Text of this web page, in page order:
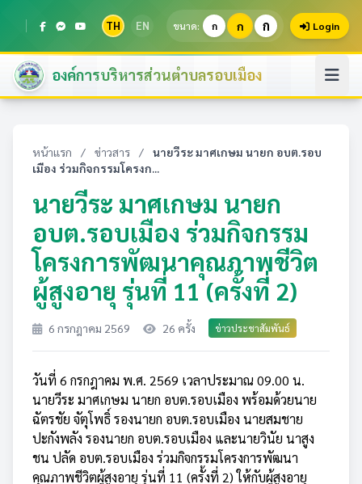
TH EN ขนาด: ก ก ก Login
องค์การบริหารส่วนตำบลรอบเมือง
หน้าแรก / ข่าวสาร /
นายวีระ มาศเกษม นายก อบต.รอบ
เมือง ร่วมกิจกรรมโครงก...
นายวีระ มาศเกษม นายก
อบต.รอบเมือง ร่วมกิจกรรม
โครงการพัฒนาคุณภาพชีวิต
ผู้สูงอายุ รุ่นที่ 11 (ครั้งที่ 2)
6 กรกฎาคม 2569 26 ครั้ง ข่าวประชาสัมพันธ์
วันที่ 6 กรกฎาคม พ.ศ. 2569 เวลาประมาณ 09.00 น.
นายวีระ มาศเกษม นายก อบต.รอบเมือง พร้อมด้วยนาย
ฉัตรชัย จัตุโพธิ์ รองนายก อบต.รอบเมือง นายสมชาย
ปะกังพลัง รองนายก อบต.รอบเมือง และนายวินัย นาสูง
ชน ปลัด อบต.รอบเมือง ร่วมกิจกรรมโครงการพัฒนา
คุณภาพชีวิตผู้สูงอายุ รุ่นที่ 11 (ครั้งที่ 2) ให้กับผู้สูงอายุ